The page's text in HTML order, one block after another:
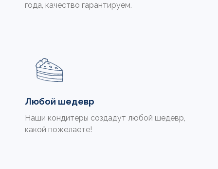
года, качество гарантируем.
Любой шедевр
Наши кондитеры создадут любой шедевр,
какой пожелаете!